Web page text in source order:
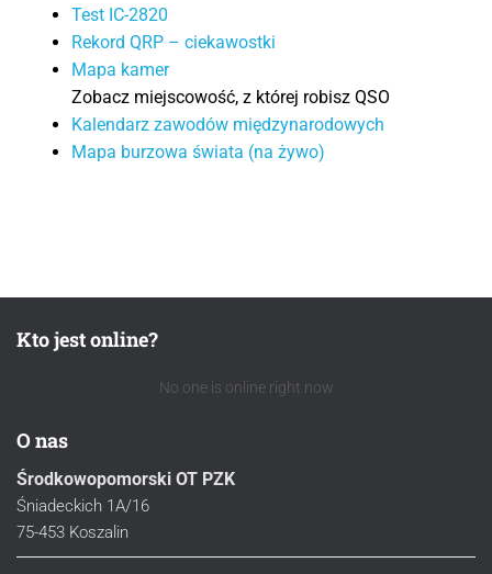
Test IC-2820
Rekord QRP – ciekawostki
Mapa kamer
Zobacz miejscowość, z której robisz QSO
Kalendarz zawodów międzynarodowych
Mapa burzowa świata (na żywo)
Kto jest online?
No one is online right now
O nas
Środkowopomorski OT PZK
Śniadeckich 1A/16
75-453 Koszalin